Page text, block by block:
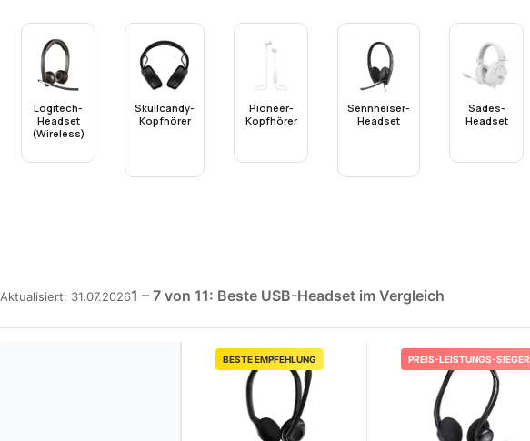
Logitech-
Headset
(Wireless)
Skullcandy-
Kopfhörer
Pioneer-
Kopfhörer
Sennheiser-
Headset
Sades-
Headset
Aktualisiert: 31.07.20261 – 7 von 11: Beste USB-Headset im Vergleich
BESTE EMPFEHLUNG PREIS-LEISTUNGS-SIEGER